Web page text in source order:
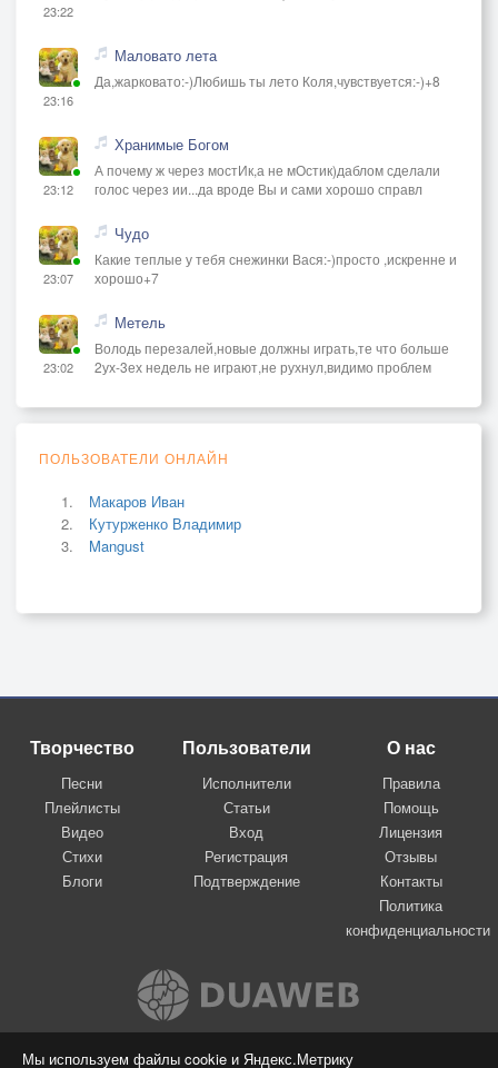
Мы используем файлы cookie и Яндекс.Метрику
23:22
23:16
Маловато лета
Да,жарковато:-)Любишь ты лето Коля,чувствуется:-)+8
23:12
Хранимые Богом
А почему ж через мостИк,а не мОстик)даблом сделали
голос через ии...да вроде Вы и сами хорошо справл
23:07
Чудо
Какие теплые у тебя снежинки Вася:-)просто ,искренне и
хорошо+7
23:02
Метель
Володь перезалей,новые должны играть,те что больше
2ух-3ех недель не играют,не рухнул,видимо проблем
ПОЛЬЗОВАТЕЛИ ОНЛАЙН
Макаров Иван
Кутурженко Владимир
Mangust
Творчество
Песни
Плейлисты
Видео
Стихи
Блоги
Пользователи
Исполнители
Статьи
Вход
Регистрация
Подтверждение
О нас
Правила
Помощь
Лицензия
Отзывы
Контакты
Политика
конфиденциальности
Вконтакте